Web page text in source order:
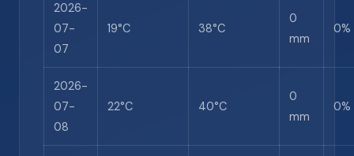
2026-
07-
07
19°C 38°C
0
mm
0%
2026-
07-
08
22°C 40°C
0
mm
0%